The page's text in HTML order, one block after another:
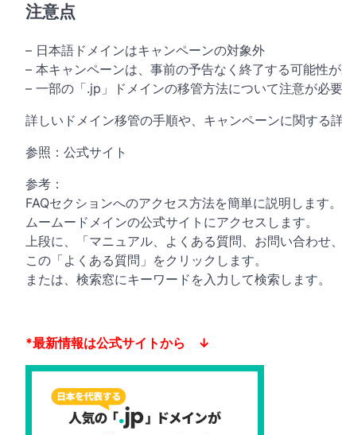
注意点
– 日本語ドメインはキャンペーンの対象外
– 本キャンペーンは、事前の予告なく終了する可能性が
– 一部の「.jp」ドメインの移管方法について注意が必
詳しいドメイン移管の手順や、キャンペーンに関する
参照：公式サイト
参考：
FAQセクションへのアクセス方法を簡単に説明します。
ムームードメインの公式サイトにアクセスします。
上段に、「マニュアル、よくある質問、お問い合わせ
この「よくある質問」をクリックします。
または、検索窓にキーワードを入力して検索します。
*最新情報は公式サイトから ↓